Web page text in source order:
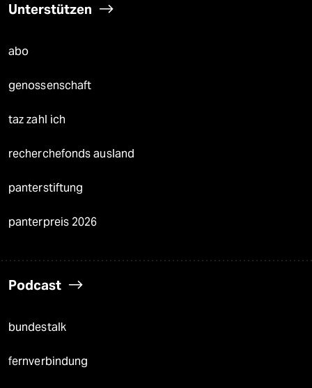
Unterstützen
abo
genossenschaft
taz zahl ich
recherchefonds ausland
panterstiftung
panterpreis 2026
Podcast
bundestalk
fernverbindung